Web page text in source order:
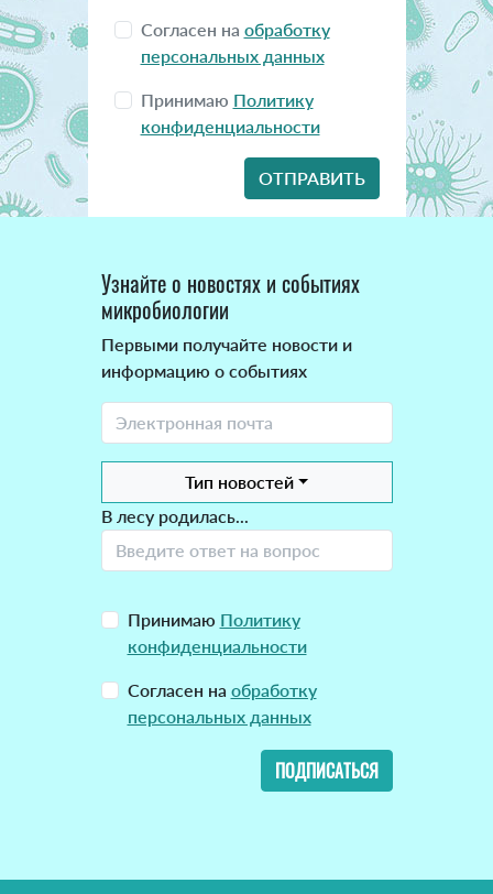
Согласен на обработку
персональных данных
Принимаю Политику
конфиденциальности
Узнайте о новостях и событиях
микробиологии
Первыми получайте новости и
информацию о событиях
Тип новостей
В лесу родилась...
Принимаю Политику
конфиденциальности
Согласен на обработку
персональных данных
ПОДПИСАТЬСЯ